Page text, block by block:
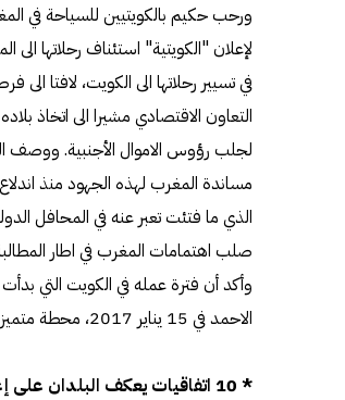
ورحب حكيم بالكويتيين للسياحة في
لإعلان "الكويتية" استئناف رحلاتها
في تسيير رحلاتها الى الكويت، لافتا
التعاون الاقتصادي مشيرا الى اتخاذ
لجلب رؤوس الاموال الأجنبية. ووصف
مساندة المغرب لهذه الجهود منذ
الذي ما فتئت تعبر عنه في المحافل
صلب اهتمامات المغرب في اطار
وأكد أن فترة عمله في الكويت التي
الاحمد في 15 يناير 2017، محطة متميزة في مسيرته الديبلوماسية و المهنية. وفيما يلي نص الحوار:
* 10 اتفاقيات يعكف البلدان على إعدادها و110 أخرى تُسيِّر العلاقات حالياً